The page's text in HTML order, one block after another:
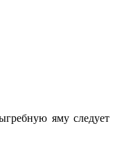
яму следует